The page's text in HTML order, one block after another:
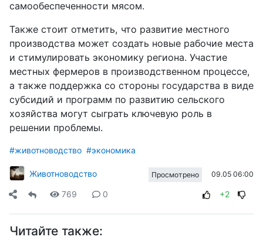
самообеспеченности мясом.
Также стоит отметить, что развитие местного
производства может создать новые рабочие места
и стимулировать экономику региона. Участие
местных фермеров в производственном процессе,
а также поддержка со стороны государства в виде
субсидий и программ по развитию сельского
хозяйства могут сыграть ключевую роль в
решении проблемы.
#животноводство #экономика
Животноводство Просмотрено 09.05 06:00
769 0 +2
Читайте также: